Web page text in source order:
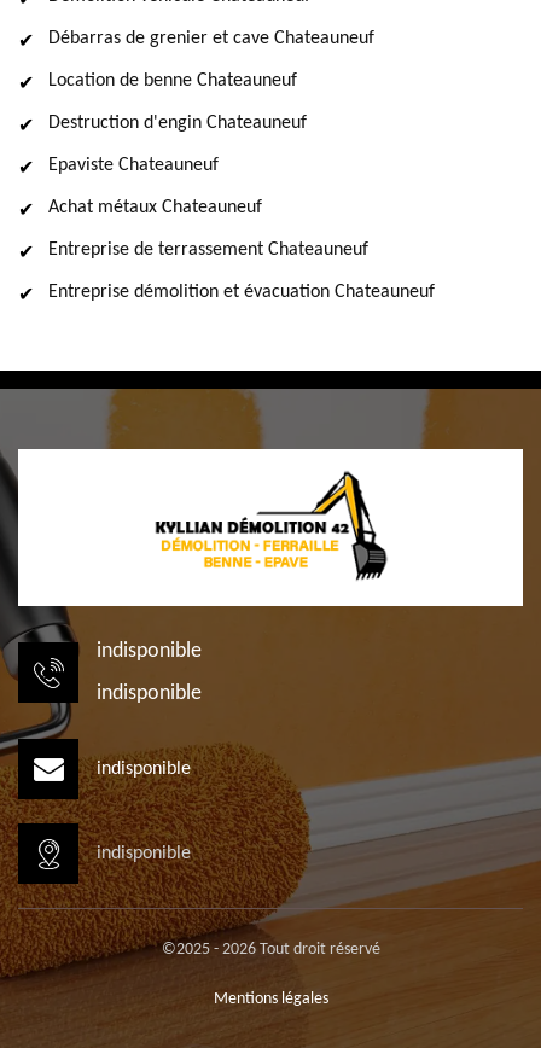
Débarras de grenier et cave Chateauneuf
Location de benne Chateauneuf
Destruction d'engin Chateauneuf
Epaviste Chateauneuf
Achat métaux Chateauneuf
Entreprise de terrassement Chateauneuf
Entreprise démolition et évacuation Chateauneuf
indisponible
indisponible
indisponible
indisponible
©2025 - 2026 Tout droit réservé
Mentions légales